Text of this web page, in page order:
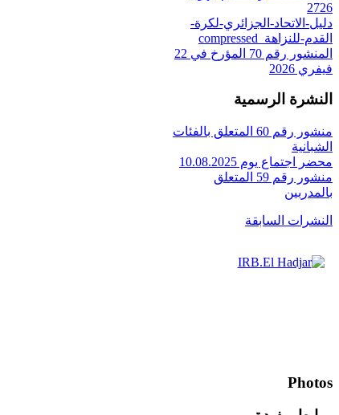
2726
دليل-الاتحاد-الجزائري-لكرة-
القدم-للنزاهة_compressed
المنشور رقم 70 المؤرخ في 22
فيفري 2026
النشرة الرسمية
منشور رقم 60 المتعلق بالفئات
الشبانية
محضر اجتماع يوم 10.08.2025
منشور رقم 59 المتعلق
بالمدربين
النشرات السابقة
Photos